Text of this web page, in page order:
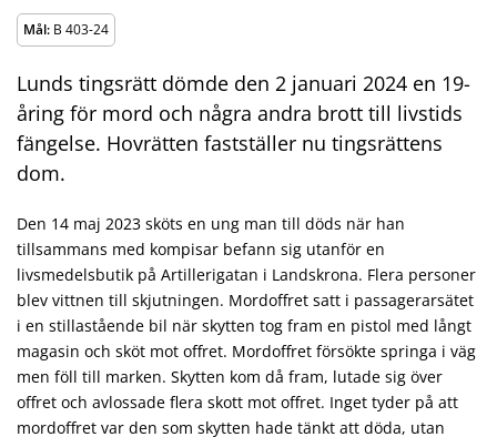
Mål: B 403-24
Lunds tingsrätt dömde den 2 januari 2024 en 19-
åring för mord och några andra brott till livstids
fängelse. Hovrätten fastställer nu tingsrättens
dom.
Den 14 maj 2023 sköts en ung man till döds när han
tillsammans med kompisar befann sig utanför en
livsmedelsbutik på Artillerigatan i Landskrona. Flera personer
blev vittnen till skjutningen. Mordoffret satt i passagerarsätet
i en stillastående bil när skytten tog fram en pistol med långt
magasin och sköt mot offret. Mordoffret försökte springa i väg
men föll till marken. Skytten kom då fram, lutade sig över
offret och avlossade flera skott mot offret. Inget tyder på att
mordoffret var den som skytten hade tänkt att döda, utan